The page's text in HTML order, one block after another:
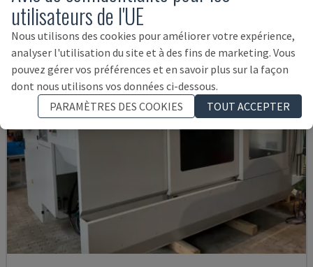
utilisateurs de l'UE
Nous utilisons des cookies pour améliorer votre expérience,
analyser l'utilisation du site et à des fins de marketing. Vous
pouvez gérer vos préférences et en savoir plus sur la façon
dont nous utilisons vos données ci-dessous.
PARAMÈTRES DES COOKIES
TOUT ACCEPTER